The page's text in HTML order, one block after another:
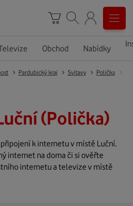
Obchod Nabídky
Pardubický kraj Svitavy Polička
(Polička)
k internetu v místě Luční.
internet na doma či si ověřte
internetu a televize v místě